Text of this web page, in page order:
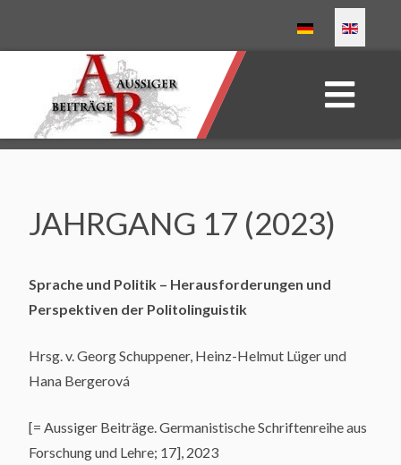
JAHRGANG 17 (2023)
Sprache und Politik – Herausforderungen und
Perspektiven der Politolinguistik
Hrsg. v. Georg Schuppener, Heinz-Helmut Lüger und
Hana Bergerová
[= Aussiger Beiträge. Germanistische Schriftenreihe aus
Forschung und Lehre; 17], 2023